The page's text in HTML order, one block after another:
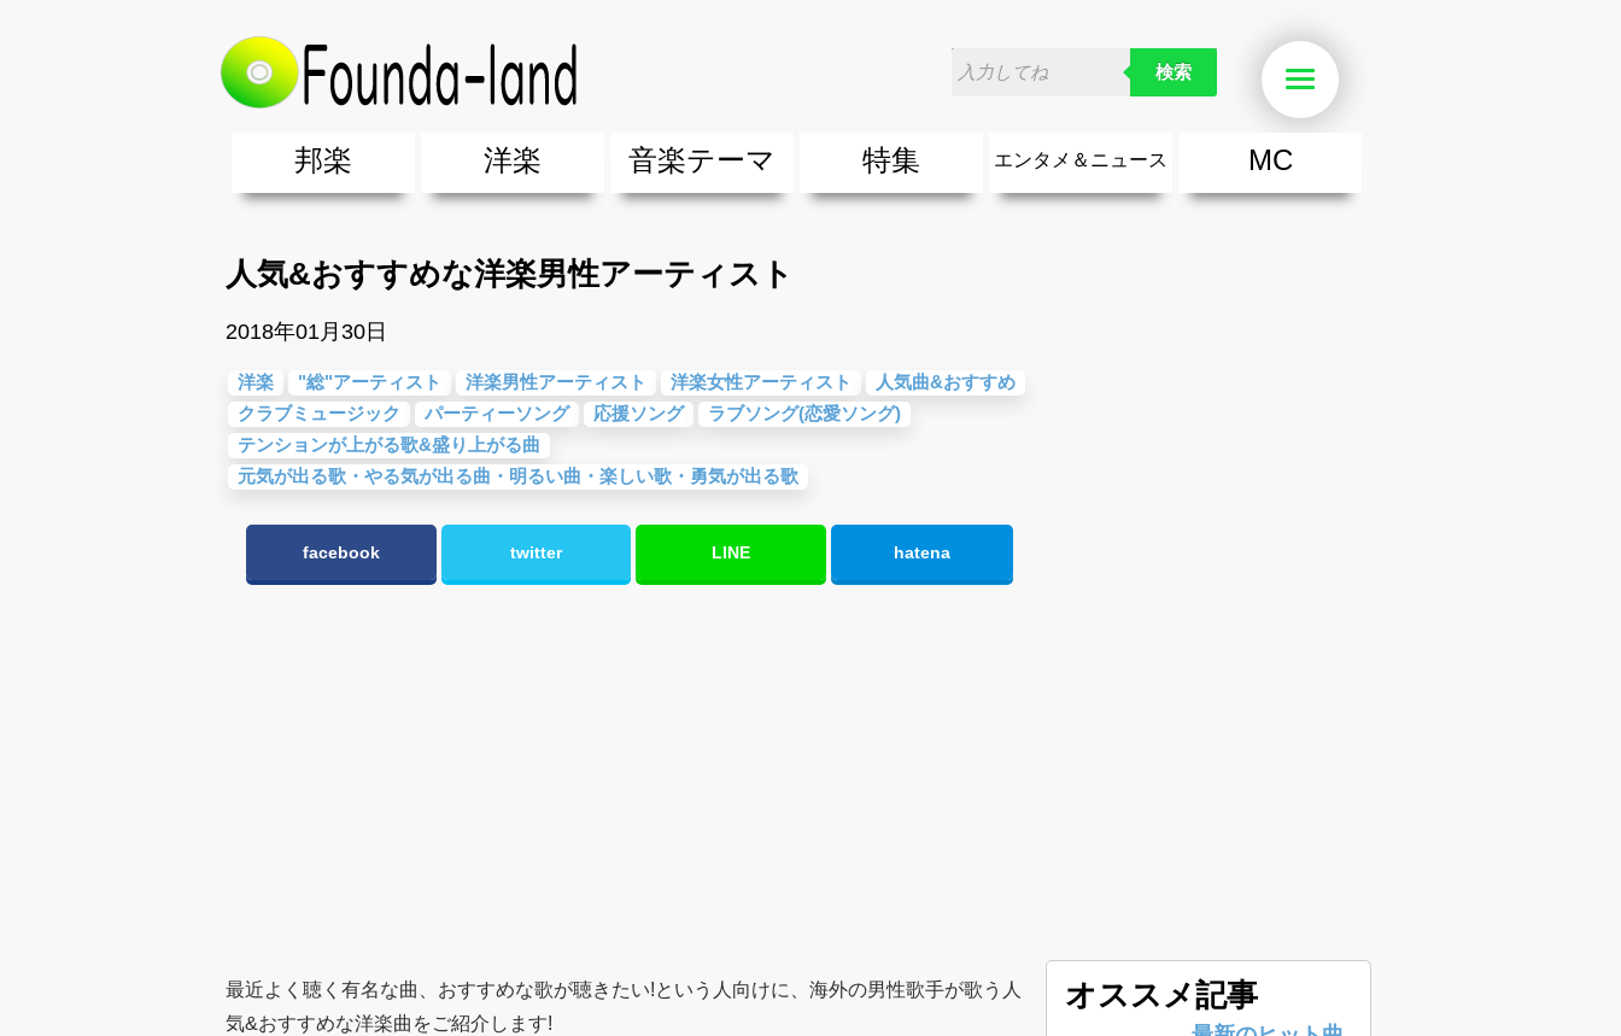
検索
邦楽
邦楽ポップス(J-POP)
邦楽ロック(J-ROCK)
K-POP
アニソン/ボカロ
アイドル
ヴィジュアル系(V系)
邦楽男性アーティスト
邦楽女性アーティスト
男女グループ・デュエット・その他
2019年・2018年・2017年「邦楽」の人気＆おすすめ
洋楽
EDM(エレクトロニック・ダンス・ミュージック)
クラブミュージック
ダンスミュージック
洋楽男性アーティスト
洋楽女性アーティスト
男女グループ・デュエット・その他
【洋楽】夏歌(サマーソング)
2019年・2018年・2017年「洋楽」の人気＆おすすめ
音楽テーマ
最新のヒット曲&流行・話題の歌
人気曲&おすすめ
音楽ランキング
ラブソング(恋愛ソング)
応援ソング
バラード・歌詞が泣ける歌
友達&友情ソング・青春ソング
スポーツ・部活応援ソング
卒業ソング&入学ソング
10、20代に人気・話題・流行・おすすめな邦楽＆洋楽
SNS・音楽アプリで10・20代に人気&おすすめな曲
勉強・試験・受験応援ソング 知識に役立つ歌
春うた&桜ソング
夏歌(サマーソング)
ハロウィンソング&秋の歌
冬歌&クリスマスソング
元気が出る歌・やる気が出る曲・明るい曲・楽しい歌・勇気が出る歌
テンションが上がる歌&盛り上がる曲
大切な人に贈る歌&ありがとうソング(感謝の歌)
お別れの曲・旅立ちの歌
パーティーソング
ドライブ音楽BGM
カラオケ
誕生日ソング&お祝いの歌
ウェディングソング・結婚式の曲
メロディ・曲の雰囲気別
音楽BGM&メドレー
学校(行事・合唱)曲
発売年代別・年齢別 人気音楽
自然音BGM・癒しの音楽(リラックス・ヒーリング)
"総"アーティスト
特集
エンタメ
エンタメ＆ニュース
音楽ニュース
エンタメニュース
MC
人気&おすすめな洋楽男性アーティスト
2018年01月30日
洋楽 "総"アーティスト 洋楽男性アーティスト 洋楽女性アーティスト
人気曲&おすすめ
クラブミュージック
パーティーソング 応援ソング
ラブソング(恋愛ソング)
テンションが上がる歌&盛り上がる曲
元気が出る歌・やる気が出る曲・明るい曲・楽しい歌・勇気が出る歌
facebook twitter LINE hatena
最近よく聴く有名な曲、おすすめな歌が聴きたい!という人向けに、海外の男性歌手が歌う人
気&おすすめな洋楽曲をご紹介します!
オススメ記事